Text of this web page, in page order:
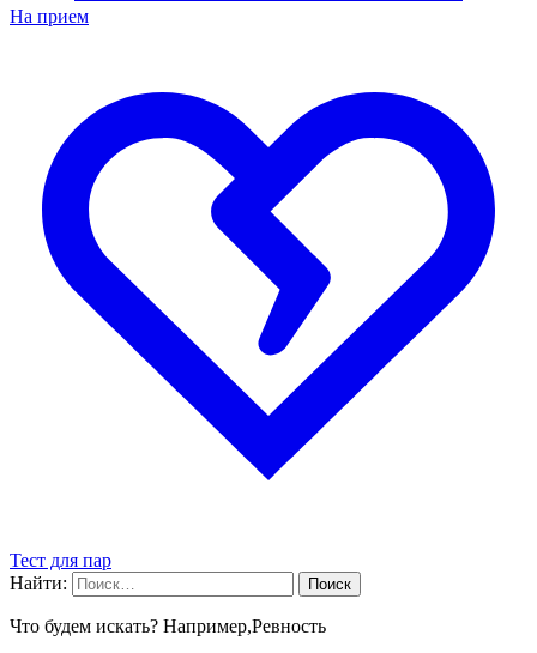
На прием
Тест для пар
Найти:
Что будем искать? Например,Ревность